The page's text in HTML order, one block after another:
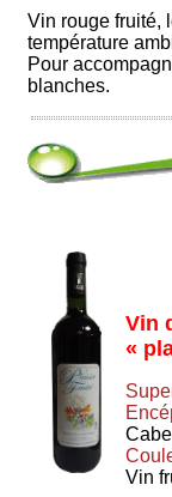
Vin rouge fruité,
température
Pour
blanches.
Vin
«
Vin